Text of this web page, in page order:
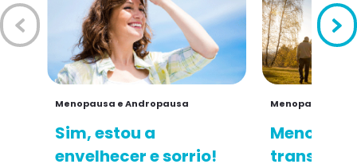
Menopausa e Andropausa
Sim, estou a
envelhecer e sorrio!
Menopausa e
transição